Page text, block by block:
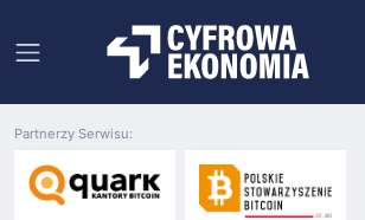
Partnerzy Serwisu: